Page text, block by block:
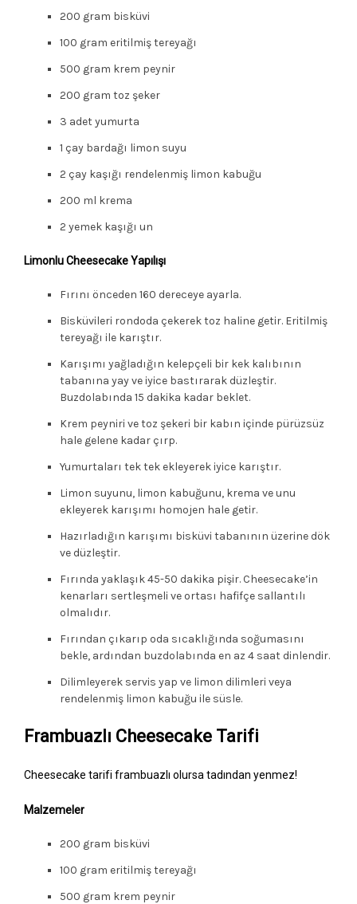
200 gram bisküvi
100 gram eritilmiş tereyağı
500 gram krem peynir
200 gram toz şeker
3 adet yumurta
1 çay bardağı limon suyu
2 çay kaşığı rendelenmiş limon kabuğu
200 ml krema
2 yemek kaşığı un
Limonlu Cheesecake Yapılışı
Fırını önceden 160 dereceye ayarla.
Bisküvileri rondoda çekerek toz haline getir. Eritilmiş
tereyağı ile karıştır.
Karışımı yağladığın kelepçeli bir kek kalıbının
tabanına yay ve iyice bastırarak düzleştir.
Buzdolabında 15 dakika kadar beklet.
Krem peyniri ve toz şekeri bir kabın içinde pürüzsüz
hale gelene kadar çırp.
Yumurtaları tek tek ekleyerek iyice karıştır.
Limon suyunu, limon kabuğunu, krema ve unu
ekleyerek karışımı homojen hale getir.
Hazırladığın karışımı bisküvi tabanının üzerine dök
ve düzleştir.
Fırında yaklaşık 45-50 dakika pişir. Cheesecake’in
kenarları sertleşmeli ve ortası hafifçe sallantılı
olmalıdır.
Fırından çıkarıp oda sıcaklığında soğumasını
bekle, ardından buzdolabında en az 4 saat dinlendir.
Dilimleyerek servis yap ve limon dilimleri veya
rendelenmiş limon kabuğu ile süsle.
Frambuazlı Cheesecake Tarifi
Cheesecake tarifi frambuazlı olursa tadından yenmez!
Malzemeler
200 gram bisküvi
100 gram eritilmiş tereyağı
500 gram krem peynir